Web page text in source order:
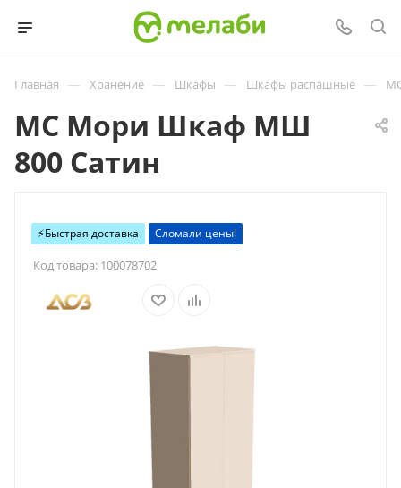
Главная — Хранение — Шкафы — Шкафы распашные —
МС Мори Шкаф МШ
800 Сатин
⚡️Быстрая доставка Сломали цены!
Код товара: 100078702